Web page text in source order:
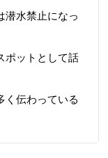
水禁止になっ
ットとして話
く伝わっている